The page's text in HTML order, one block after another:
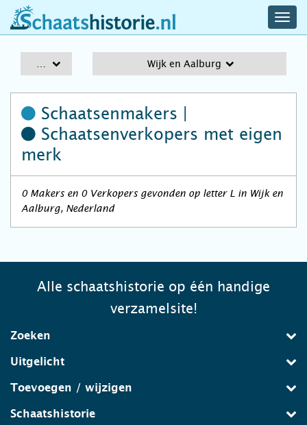
schaatshistorie.nl
Wijk en Aalburg
Schaatsenmakers |
Schaatsenverkopers met eigen
merk
0 Makers en 0 Verkopers gevonden op letter L in Wijk en
Aalburg, Nederland
Alle schaatshistorie op één handige
verzamelsite!
Zoeken
Uitgelicht
Toevoegen / wijzigen
Schaatshistorie